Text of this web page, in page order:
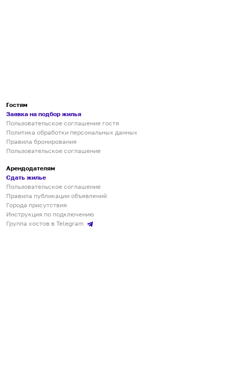
Гостям
Заявка на подбор жилья
Пользовательское соглашение гостя
Политика обработки персональных данных
Правила бронирования
Пользовательское соглашение
Арендодателям
Сдать жилье
Пользовательское соглашение
Правила публикации объявлений
Города присутствия
Инструкция по подключению
Группа хостов в Telegram